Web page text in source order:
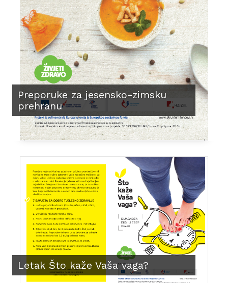
Preporuke za jesensko-zimsku
prehranu
Letak Što kaže Vaša vaga?